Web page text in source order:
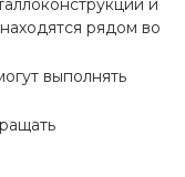
и
рядом во
выполнять